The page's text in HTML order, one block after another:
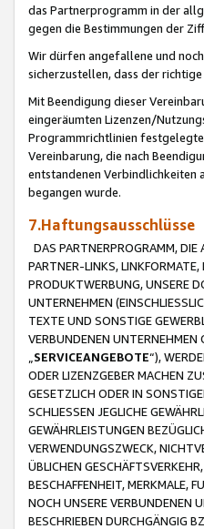
das Partnerprogramm in der
gegen die Bestimmungen der
Wir dürfen angefallene und
sicherzustellen, dass der
Mit Beendigung dieser
eingeräumten Lizenzen/
Programmrichtlinien
Vereinbarung, die nach
entstandenen Verbindlichkeiten
begangen wurde.
7.Haftungsausschlüsse
DAS PARTNERPROGRAMM,
PARTNER-LINKS,
PRODUKTWERBUNG, UNSERE
UNTERNEHMEN
TEXTE UND SONSTIGE
VERBUNDENEN UNTERNEHMEN
SERVICEANGEBOTE“),
ODER LIZENZGEBER MACHEN
GESETZLICH ODER IN
SCHLIESSEN JEGLICHE
GEWÄHRLEISTUNGEN
VERWENDUNGSZWECK,
ÜBLICHEN
BESCHAFFENHEIT, MERKMALE,
NOCH UNSERE VERBUNDENEN
BESCHRIEBEN DURCHGÄNGIG